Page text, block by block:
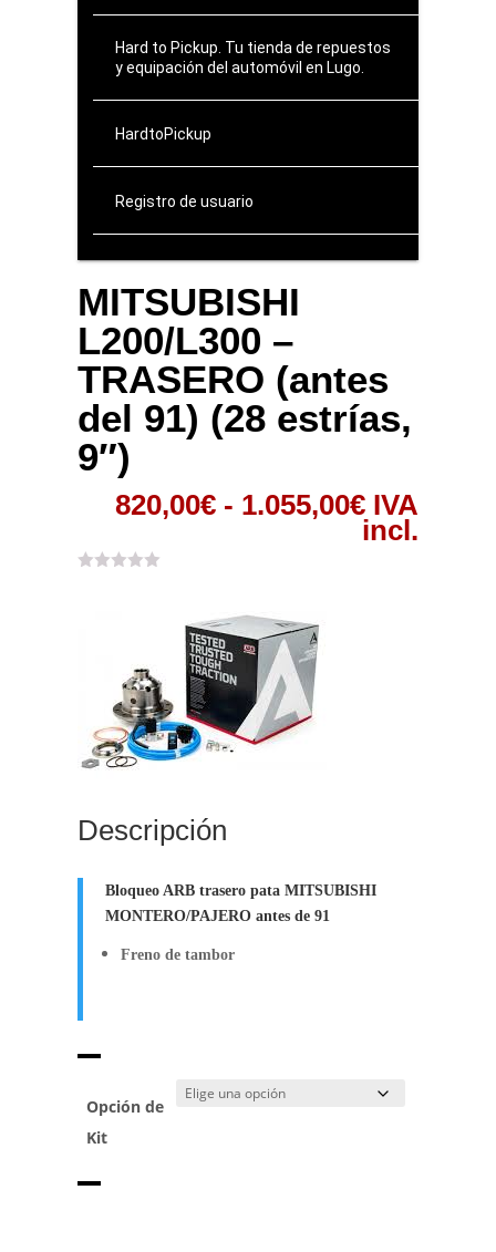
Hard to Pickup. Tu tienda de repuestos
y equipación del automóvil en Lugo.
HardtoPickup
Registro de usuario
MITSUBISHI
L200/L300 –
TRASERO (antes
del 91) (28 estrías,
9″)
820,00€ - 1.055,00€Rango
de
IVA
incl.
Descripción
Bloqueo ARB trasero pata MITSUBISHI
MONTERO/PAJERO antes de 91
Freno de tambor
Opción de
Kit